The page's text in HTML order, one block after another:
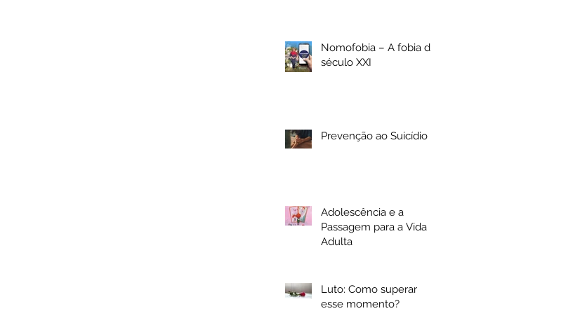
Nomofobia – A fobia do
século XXI
Prevenção ao Suicídio
Adolescência e a
Passagem para a Vida
Adulta
Luto: Como superar
esse momento?